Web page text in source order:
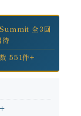
全3回
待
551件+